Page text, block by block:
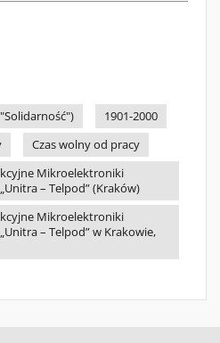
1901-2000
Czas wolny od pracy
Mikroelektroniki
– Telpod” (Kraków)
Mikroelektroniki
– Telpod” w Krakowie,